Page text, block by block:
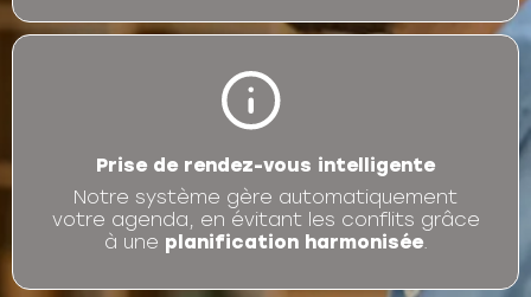
Prise de rendez-vous intelligente
Notre système gère automatiquement
votre agenda, en évitant les conflits grâce
à une planification harmonisée.